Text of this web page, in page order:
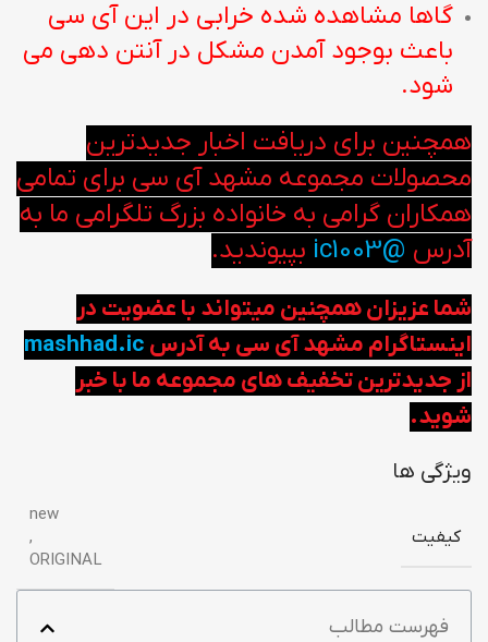
گاها مشاهده شده خرابی در این آی سی
باعث بوجود آمدن مشکل در آنتن دهی می
شود.
همچنین برای دریافت اخبار جدیدترین
محصولات مجموعه مشهد آی سی برای تمامی
همکاران گرامی به خانواده بزرگ تلگرامی ما به
آدرس @ic1003 بپیوندید.
شما عزیزان همچنین میتواند با عضویت در
اینستاگرام مشهد آی سی به آدرس mashhad.ic
از جدیدترین تخفیف های مجموعه ما با خبر
شوید.
ویژگی ها
کیفیت
new
,
ORIGINAL
فهرست مطالب